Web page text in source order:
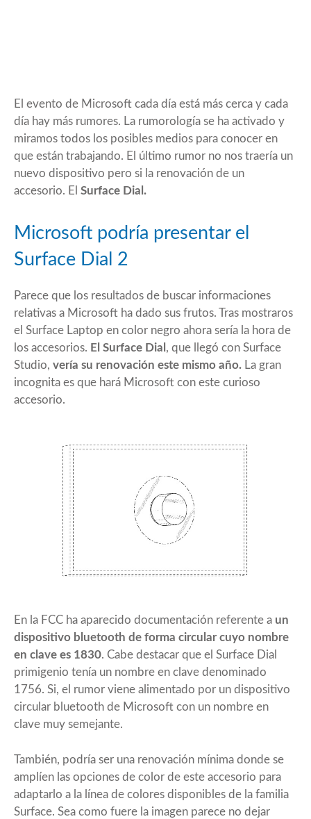
El evento de Microsoft cada día está más cerca y cada
día hay más rumores. La rumorología se ha activado y
miramos todos los posibles medios para conocer en
que están trabajando. El último rumor no nos traería un
nuevo dispositivo pero si la renovación de un
accesorio. El Surface Dial.
Microsoft podría presentar el
Surface Dial 2
Parece que los resultados de buscar informaciones
relativas a Microsoft ha dado sus frutos. Tras mostraros
el Surface Laptop en color negro ahora sería la hora de
los accesorios. El Surface Dial , que llegó con Surface
Studio, vería su renovación este mismo año. La gran
incognita es que hará Microsoft con este curioso
accesorio.
En la FCC ha aparecido documentación referente a un
dispositivo bluetooth de forma circular cuyo nombre
en clave es 1830. Cabe destacar que el Surface Dial
primigenio tenía un nombre en clave denominado
1756. Si, el rumor viene alimentado por un dispositivo
circular bluetooth de Microsoft con un nombre en
clave muy semejante.
También, podría ser una renovación mínima donde se
amplíen las opciones de color de este accesorio para
adaptarlo a la línea de colores disponibles de la familia
Surface. Sea como fuere la imagen parece no dejar